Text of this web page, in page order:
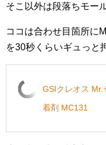
そこ以外は段落ちモー
ココは合わせ目箇所に
を30秒くらいギュっと
GSIクレオス
着剤 MC131